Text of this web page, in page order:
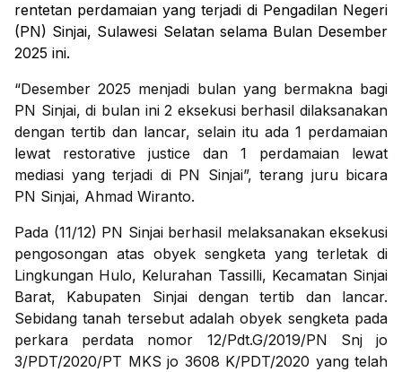
rentetan perdamaian yang terjadi di Pengadilan Negeri
(PN) Sinjai, Sulawesi Selatan selama Bulan Desember
2025 ini.
“Desember 2025 menjadi bulan yang bermakna bagi
PN Sinjai, di bulan ini 2 eksekusi berhasil dilaksanakan
dengan tertib dan lancar, selain itu ada 1 perdamaian
lewat restorative justice dan 1 perdamaian lewat
mediasi yang terjadi di PN Sinjai”, terang juru bicara
PN Sinjai, Ahmad Wiranto.
Pada (11/12) PN Sinjai berhasil melaksanakan eksekusi
pengosongan atas obyek sengketa yang terletak di
Lingkungan Hulo, Kelurahan Tassilli, Kecamatan Sinjai
Barat, Kabupaten Sinjai dengan tertib dan lancar.
Sebidang tanah tersebut adalah obyek sengketa pada
perkara perdata nomor 12/Pdt.G/2019/PN Snj jo
3/PDT/2020/PT MKS jo 3608 K/PDT/2020 yang telah